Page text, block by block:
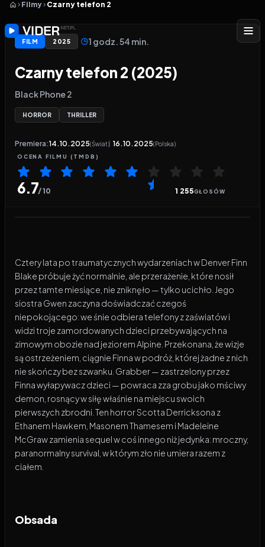
Filmy Czarny telefon 2
FILM 2025 1 godz. 54 min.
Czarny telefon 2 (2025)
Black Phone 2
HORROR THRILLER
Premiera:14.10.2025(Świat) 16.10.2025(Polska)
OCENA FILMU (TMDB)
6.7/ 10 1 255GŁOSÓW
Cztery lata po traumatycznych wydarzeniach w Denver Finn
Blake próbuje żyć normalnie, ale przerażenie, które nosił
przez tamte miesiące, nie zniknęło — tylko ucichło. Jego
siostra Gwen zaczyna doświadczać czegoś
niepokojącego: we śnie odbiera telefony z zaświatów i
widzi troje zamordowanych dzieci przebywających na
zimowym obozie nad jeziorem Alpine. Przekonana, że wizje
są ostrzeżeniem, ciągnie Finna w podróż, której żadne z nich
nie skończy bez szwanku. Grabber — zastrzelony przez
Finna wyłapywacz dzieci — powraca zza grobu jako mściwy
demon, rosnący w siłę właśnie na miejscu swoich
pierwszych zbrodni. Ten horror Scotta Derricksona z
Ethanem Hawkem, Masonem Thamesem i Madeleine
McGraw zamienia sequel w coś innego niż jedynka: mroczny,
paranormalny survival, w którym zło nie umiera razem z
ciałem.
Obsada